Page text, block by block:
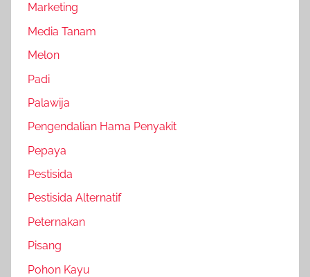
Marketing
Media Tanam
Melon
Padi
Palawija
Pengendalian Hama Penyakit
Pepaya
Pestisida
Pestisida Alternatif
Peternakan
Pisang
Pohon Kayu